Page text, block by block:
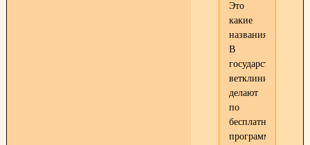
Это
какие
названия?
В
государственной
ветклинике
делают
по
бесплатной
программе